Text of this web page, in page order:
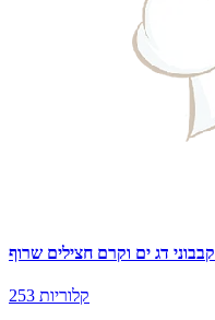
קבבוני דג ים וקרם חצילים שרוף
253 קלוריות